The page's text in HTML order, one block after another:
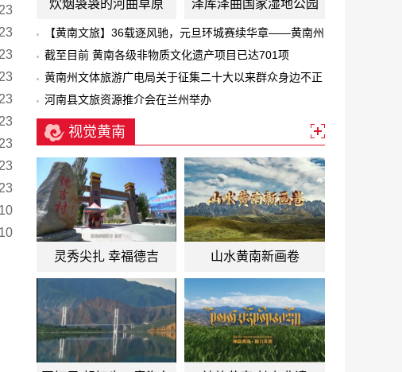
炊烟袅袅的河曲草原 泽库泽曲国家湿地公园
【黄南文旅】36载逐风驰，元旦环城赛续华章——黄南州
第三十六届元旦环城赛激情开跑
截至目前 黄南各级非物质文化遗产项目已达701项
黄南州文体旅游广电局关于征集二十大以来群众身边不正
之风和腐败问题线索的公告
河南县文旅资源推介会在兰州举办
视觉黄南
灵秀尖扎 幸福德吉 山水黄南新画卷